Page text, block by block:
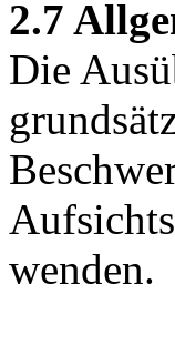
2.7
Die
wenden.